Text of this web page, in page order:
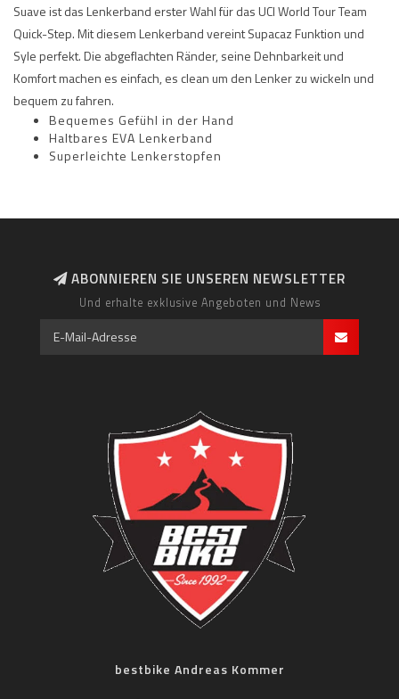
Suave ist das Lenkerband erster Wahl für das UCI World Tour Team
Quick-Step. Mit diesem Lenkerband vereint Supacaz Funktion und
Syle perfekt. Die abgeflachten Ränder, seine Dehnbarkeit und
Komfort machen es einfach, es clean um den Lenker zu wickeln und
bequem zu fahren.
Bequemes Gefühl in der Hand
Haltbares EVA Lenkerband
Superleichte Lenkerstopfen
ABONNIEREN SIE UNSEREN NEWSLETTER
Und erhalte exklusive Angeboten und News
bestbike Andreas Kommer